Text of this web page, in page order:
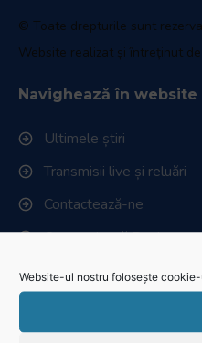
Website-ul nostru folosește
© Toate drepturile sunt
Website realizat și întreținut de
Navighează în website
Ultimele știri
Transmisii live și reluări
Contactează-ne
Cum se joacă Rugby
Federația Româna de